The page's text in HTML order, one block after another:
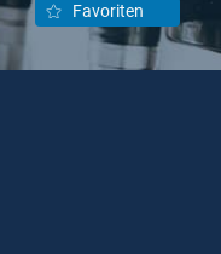
Favoriten